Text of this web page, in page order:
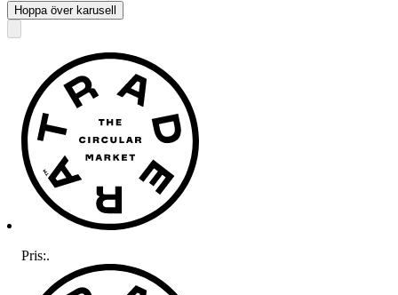
Hoppa över karusell
Pris:.